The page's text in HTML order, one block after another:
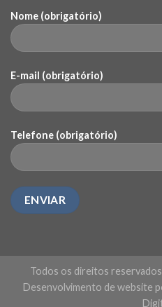
Nome (obrigatório)
E-mail (obrigatório)
Telefone (obrigatório)
Todos os direitos
Desenvolvimento de website